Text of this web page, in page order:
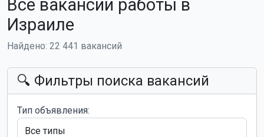
Все вакансии работы в
Израиле
Найдено: 22 441 вакансий
🔍 Фильтры поиска вакансий
Тип объявления: